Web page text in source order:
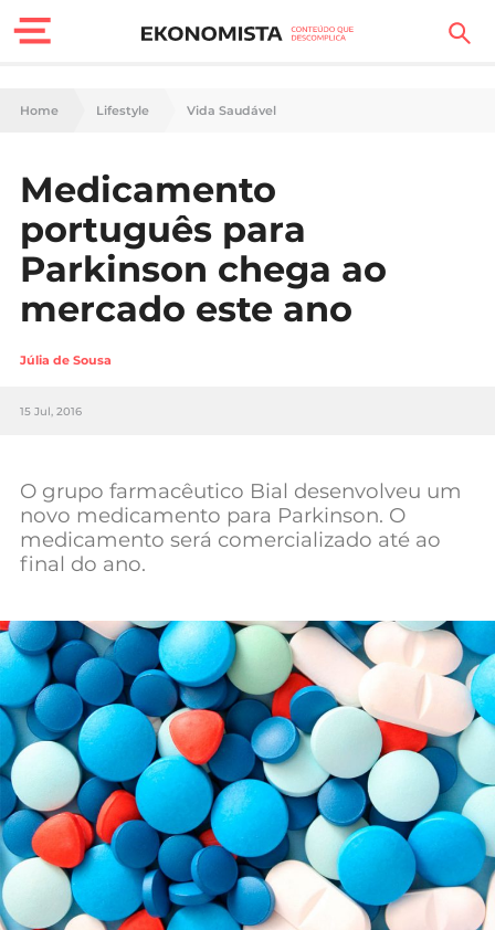
Finanças Pessoais
Carreira
Casa
Lifestyle
Sociedade
Tecnologia
Negócios
Mundial 2026
Home Lifestyle Vida Saudável
Medicamento
português para
Parkinson chega ao
mercado este ano
Júlia de Sousa
15 Jul, 2016
O grupo farmacêutico Bial desenvolveu um
novo medicamento para Parkinson. O
medicamento será comercializado até ao
final do ano.